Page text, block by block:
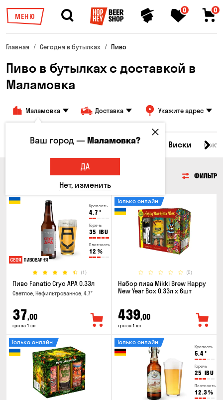
МЕНЮ
0 0
Главная Сегодня в бутылках Пиво
Пиво в бутылках с доставкой в
Маламовка
Маламовка Доставка Укажите адрес
Все товары Пиво Сидр Вино Виски
ФИЛЬТР
Крепость
4.7 °
Горечь
35 IBU
Плотность
12 %
(1)
Пиво Fanatic Cryo APA 0.33л
Светлое, Нефильтрованное, 4.7°
37,00
грн за 1 шт
(0)
Только онлайн
Набор пива Mikki Brew Happy
New Year Box 0.33л x 6шт
439,00
грн за 1 шт
Только онлайн
Крепость
5.4°
Горечь
25 IBU
Плотность
12.3%
Только онлайн
Ваш город —Маламовка?
ДА
Нет, изменить